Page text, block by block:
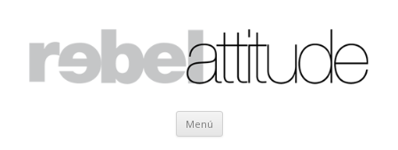
Menú Ir al contenido